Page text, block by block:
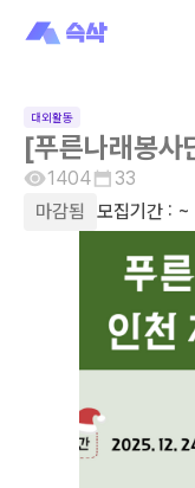
대외활동
[푸른나래봉사
1404
33
마감됨
모집기간 : ~